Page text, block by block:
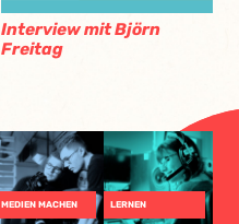
Interview mit Björn
Freitag
MEDIEN MACHEN LERNEN